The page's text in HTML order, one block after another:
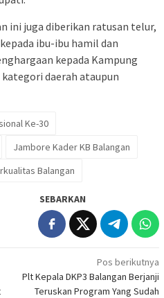
ini juga diberikan ratusan telur,
ibu-ibu hamil dan
kepada Kampung
daerah ataupun
Ke-30
Jambore Kader KB Balangan
Balangan
SEBARKAN
Pos berikutnya
Plt Kepala DKP3 Balangan Berjanji
Teruskan Program Yang Sudah